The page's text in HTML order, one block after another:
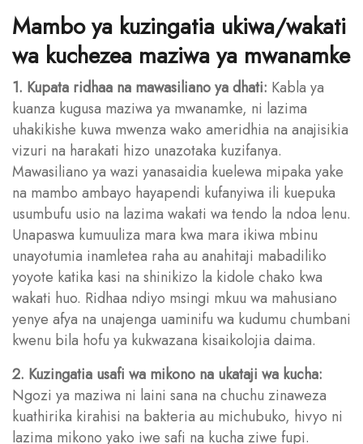
Mambo ya kuzingatia ukiwa/wakati
wa kuchezea maziwa ya mwanamke
1. Kupata ridhaa na mawasiliano ya dhati: Kabla ya
kuanza kugusa maziwa ya mwanamke, ni lazima
uhakikishe kuwa mwenza wako ameridhia na anajisikia
vizuri na harakati hizo unazotaka kuzifanya.
Mawasiliano ya wazi yanasaidia kuelewa mipaka yake
na mambo ambayo hayapendi kufanyiwa ili kuepuka
usumbufu usio na lazima wakati wa tendo la ndoa lenu.
Unapaswa kumuuliza mara kwa mara ikiwa mbinu
unayotumia inamletea raha au anahitaji mabadiliko
yoyote katika kasi na shinikizo la kidole chako kwa
wakati huo. Ridhaa ndiyo msingi mkuu wa mahusiano
yenye afya na unajenga uaminifu wa kudumu chumbani
kwenu bila hofu ya kukwazana kisaikolojia daima.
2. Kuzingatia usafi wa mikono na ukataji wa kucha:
Ngozi ya maziwa ni laini sana na chuchu zinaweza
kuathirika kirahisi na bakteria au michubuko, hivyo ni
lazima mikono yako iwe safi na kucha ziwe fupi.